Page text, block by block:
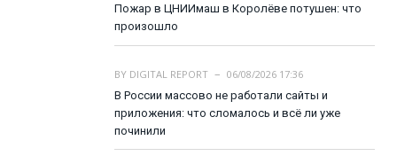
Пожар в ЦНИИмаш в Королёве потушен: что
произошло
BY DIGITAL REPORT
06/08/2026 17:36
В России массово не работали сайты и
приложения: что сломалось и всё ли уже
починили